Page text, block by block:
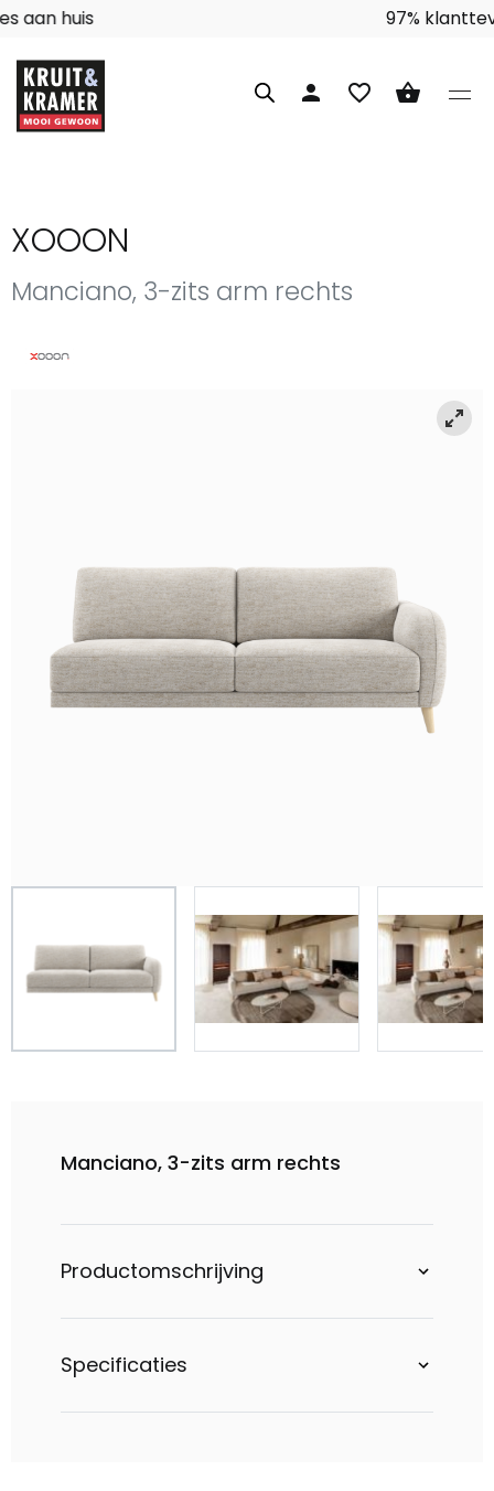
person favorite_border shopping_basket
XOOON
Manciano, 3-zits arm rechts
Manciano, 3-zits arm rechts
Productomschrijving
Specificaties